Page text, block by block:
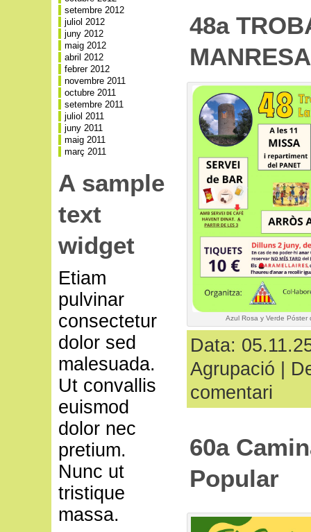
setembre 2012
juliol 2012
juny 2012
maig 2012
abril 2012
febrer 2012
novembre 2011
octubre 2011
setembre 2011
juliol 2011
juny 2011
maig 2011
març 2011
A sample
text
widget
Etiam
pulvinar
consectetur
dolor sed
malesuada.
Ut convallis
euismod
dolor nec
pretium.
Nunc ut
tristique
massa.
48a
Azul Rosa y Verde
Data:
Agrupació
comentari
60a
Popular